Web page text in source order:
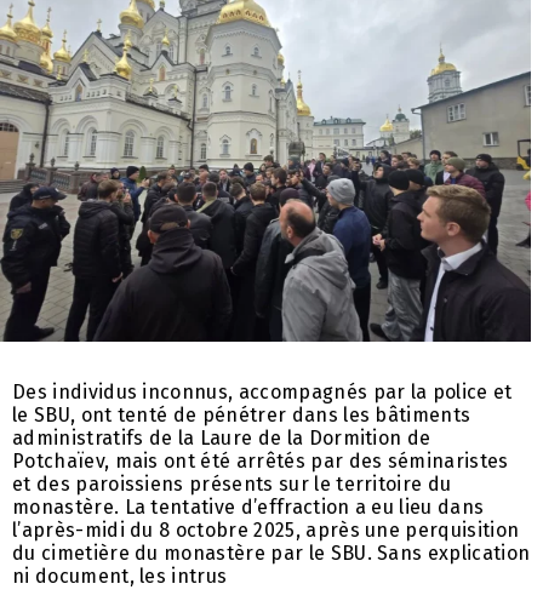
Des individus inconnus, accompagnés par la police et
le SBU, ont tenté de pénétrer dans les bâtiments
administratifs de la Laure de la Dormition de
Potchaïev, mais ont été arrêtés par des séminaristes
et des paroissiens présents sur le territoire du
monastère. La tentative d’effraction a eu lieu dans
l’après-midi du 8 octobre 2025, après une perquisition
du cimetière du monastère par le SBU. Sans explication
ni document, les intrus